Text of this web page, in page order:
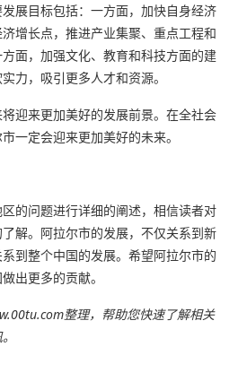
展目标包括：一方面，加快自身经济
增长点，推进产业集聚、重点工程和
面，加强文化、教育和科技方面的建
力，吸引更多人才和资源。
迎来更加美好的发展前景。在全社会
一定会迎来更加美好的未来。
的问题进行详细的阐述，相信读者对
解。阿拉尔市的发展，不仅关系到新
到整个中国的发展。希望阿拉尔市的
出更多的贡献。
整理，帮助您快速了解相关